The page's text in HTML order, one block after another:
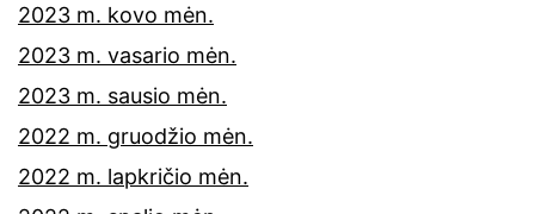
2023 m. kovo mėn.
2023 m. vasario mėn.
2023 m. sausio mėn.
2022 m. gruodžio mėn.
2022 m. lapkričio mėn.